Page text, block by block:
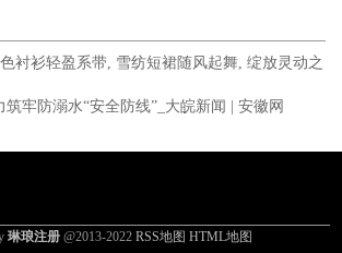
衬衫轻盈系带, 雪纺短裙随风起舞, 绽放灵动之
筑牢防溺水“安全防线”_大皖新闻 | 安徽网
琳琅注册 @2013-2022 RSS地图 HTML地图